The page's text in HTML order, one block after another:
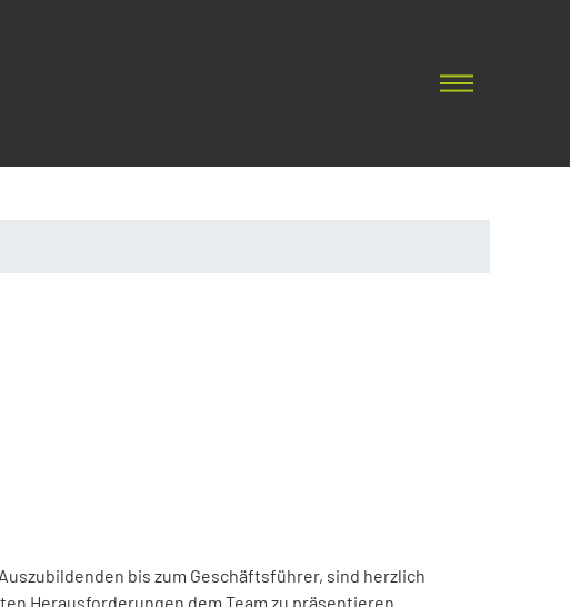
bis zum Geschäftsführer, sind herzlich
Herausforderungen dem Team zu präsentieren.